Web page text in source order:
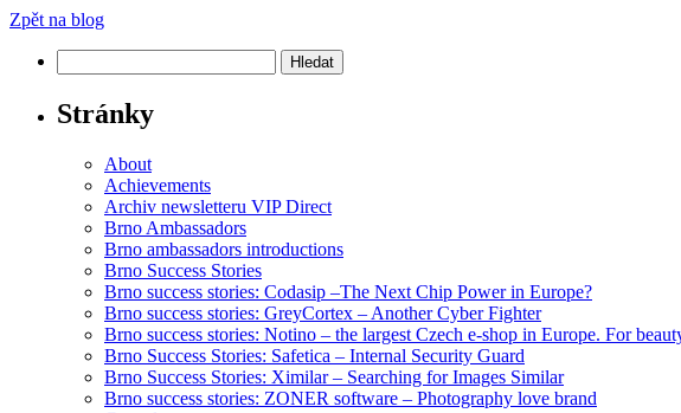
Zpět na blog
Stránky
About
Achievements
Archiv newsletteru VIP Direct
Brno Ambassadors
Brno ambassadors introductions
Brno Success Stories
Brno success stories: Codasip –The Next Chip Power in Europe?
Brno success stories: GreyCortex – Another Cyber Fighter
Brno success stories: Notino – the largest Czech e-shop in Europe. For
Brno Success Stories: Safetica – Internal Security Guard
Brno Success Stories: Ximilar – Searching for Images Similar
Brno success stories: ZONER software – Photography love brand